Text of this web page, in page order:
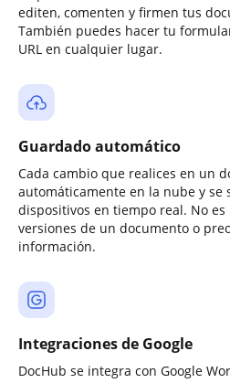
editen, comenten y firmen tus
También puedes hacer tu
URL en cualquier lugar.
Guardado automático
Cada cambio que realices en un
automáticamente en la nube y se
dispositivos en tiempo real. No
versiones de un documento o
información.
Integraciones de Google
DocHub se integra con Google